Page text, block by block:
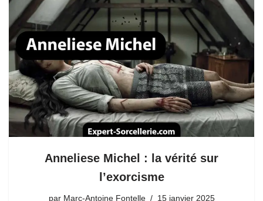
Anneliese Michel : la vérité sur
l’exorcisme
par Marc-Antoine Fontelle 15 janvier 2025